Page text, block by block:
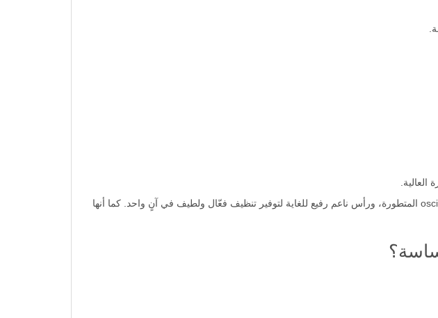
فرشاة أورال-بي فيتاليتي دي 100 تعد الخيار الأمثل لك. فهي تجمع بين تقنية التنظيف oscillating-rotating المتطورة، ورأس ناعم رفيع للغاية لتوفير تنظيف فعّال ولطيف في آنٍ واحد. كما أنها